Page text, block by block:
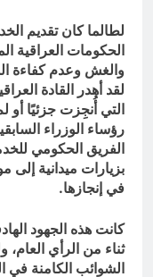
لطالما كان تقديم
والغش وعدم كفاءة
لقد أهدر القادة
التي أُنجِزت جزئيًا
رؤساء الوزراء
الفريق الحكومي
بزيارات ميدانية إلى
في إنجازها.
كانت هذه الجهود
ثناء من الرأي
الشوائب الكامنة في